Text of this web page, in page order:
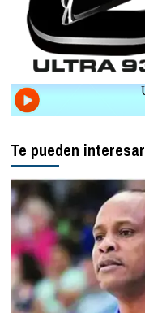
Te pueden interesar